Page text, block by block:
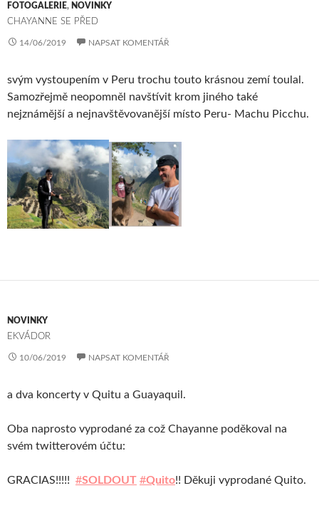
FOTOGALERIE, NOVINKY
CHAYANNE SE PŘED
14/06/2019 NAPSAT KOMENTÁŘ
svým vystoupením v Peru trochu touto krásnou zemí toulal.
Samozřejmě neopomněl navštívit krom jiného také
nejznámější a nejnavštěvovanější místo Peru- Machu Picchu.
NOVINKY
EKVÁDOR
10/06/2019 NAPSAT KOMENTÁŘ
a dva koncerty v Quitu a Guayaquil.
Oba naprosto vyprodané za což Chayanne poděkoval na
svém twitterovém účtu:
GRACIAS!!!!! #SOLDOUT #Quito!! Děkuji vyprodané Quito.